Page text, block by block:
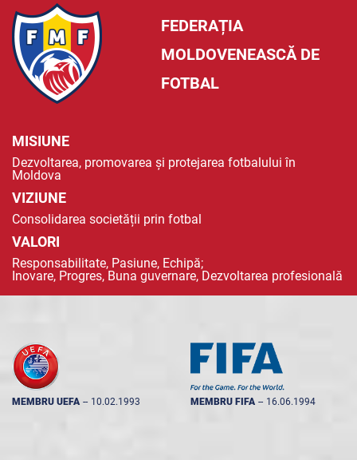
FEDERAȚIA
MOLDOVENEASCĂ DE
FOTBAL
MISIUNE
Dezvoltarea, promovarea și protejarea fotbalului în
Moldova
VIZIUNE
Consolidarea societății prin fotbal
VALORI
Responsabilitate, Pasiune, Echipă;
Inovare, Progres, Buna guvernare, Dezvoltarea profesională
MEMBRU UEFA -- 10.02.1993 MEMBRU FIFA -- 16.06.1994